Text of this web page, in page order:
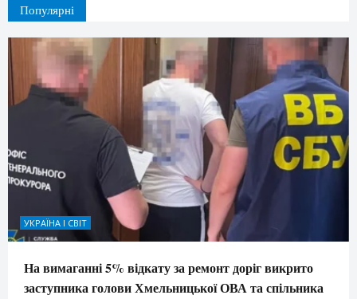
Популярні
УКРАЇНА І СВІТ
На вимаганні 5% відкату за ремонт доріг викрито
заступника голови Хмельницької ОВА та спільника